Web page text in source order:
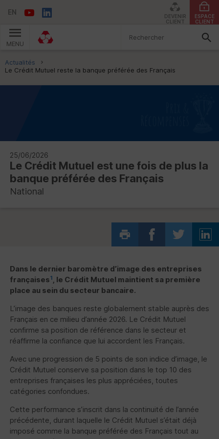
EN
DEVENIR
CLIENT
ESPACE
CLIENT
MENU
Vous êtes ici:
Actualités
Le Crédit Mutuel reste la banque préférée des Français
25/06/2026
Le Crédit Mutuel est une fois de plus la
banque préférée des Français
National
Dans le dernier baromètre d’image des entreprises
françaises1, le Crédit Mutuel maintient sa première
place au sein du secteur bancaire.
L’image des banques reste globalement stable auprès des
Français en ce milieu d’année 2026. Le Crédit Mutuel
confirme sa position de référence dans le secteur et
réaffirme la confiance que lui accordent les Français.
Avec une progression de 5 points de son indice d’image, le
Crédit Mutuel conserve sa position dans le top 10 des
entreprises françaises les plus appréciées, toutes
catégories confondues.
Cette performance s’inscrit dans la continuité de l’année
précédente, durant laquelle le Crédit Mutuel s’était déjà
imposé comme la banque préférée des Français tout au